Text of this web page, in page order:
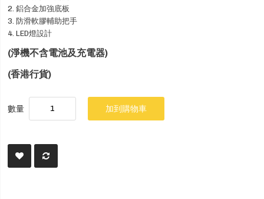
2. 鋁合金加強底板
3. 防滑軟膠輔助把手
4. LED燈設計
(淨機不含電池及充電器)
(香港行貨)
數量 加到購物車